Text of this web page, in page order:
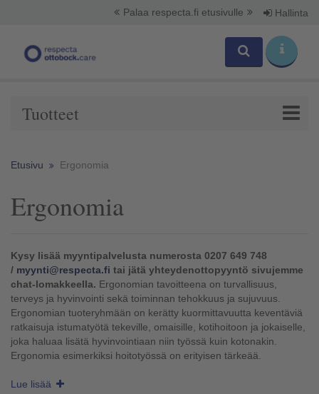
Palaa respecta.fi etusivulle Hallinta
Tuotteet
Etusivu Ergonomia
Ergonomia
Kysy lisää myyntipalvelusta numerosta 0207 649 748
/ myynti@respecta.fi tai jätä yhteydenottopyyntö sivujemme
chat-lomakkeella. Ergonomian tavoitteena on turvallisuus,
terveys ja hyvinvointi sekä toiminnan tehokkuus ja sujuvuus.
Ergonomian tuoteryhmään on kerätty kuormittavuutta keventäviä
ratkaisuja istumatyötä tekeville, omaisille, kotihoitoon ja jokaiselle,
joka haluaa lisätä hyvinvointiaan niin työssä kuin kotonakin.
Ergonomia esimerkiksi hoitotyössä on erityisen tärkeää.
Lue lisää